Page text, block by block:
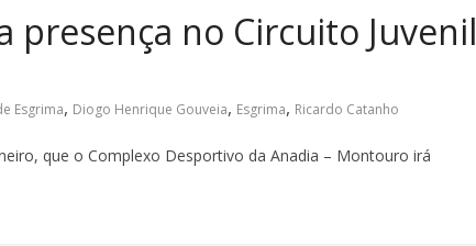
presença no Circuito Juvenil
Esgrima, Diogo Henrique Gouveia, Esgrima, Ricardo Catanho
que o Complexo Desportivo da Anadia – Montouro irá